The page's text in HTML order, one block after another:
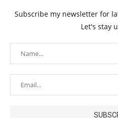
Subscribe my newsletter for
Let's stay